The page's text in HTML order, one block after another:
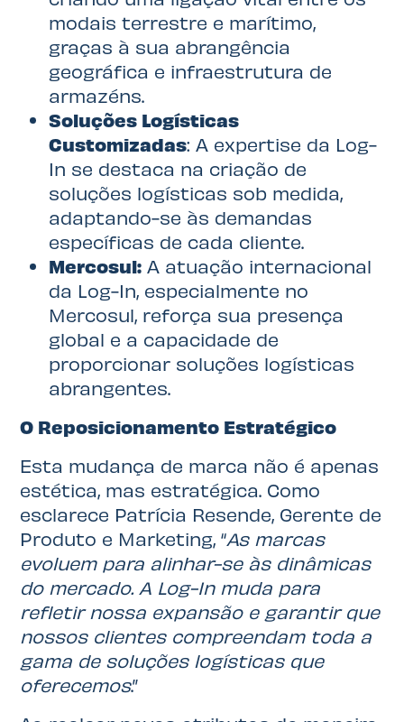
modais terrestre e marítimo,
graças à sua abrangência
geográfica e infraestrutura de
armazéns.
Soluções Logísticas
Customizadas: A expertise da Log-
In se destaca na criação de
soluções logísticas sob medida,
adaptando-se às demandas
específicas de cada cliente.
Mercosul: A atuação internacional
da Log-In, especialmente no
Mercosul, reforça sua presença
global e a capacidade de
proporcionar soluções logísticas
abrangentes.
O Reposicionamento Estratégico
Esta mudança de marca não é apenas
estética, mas estratégica. Como
esclarece Patrícia Resende, Gerente de
Produto e Marketing, “As marcas
evoluem para alinhar-se às dinâmicas
do mercado. A Log-In muda para
refletir nossa expansão e garantir que
nossos clientes compreendam toda a
gama de soluções logísticas que
oferecemos.”